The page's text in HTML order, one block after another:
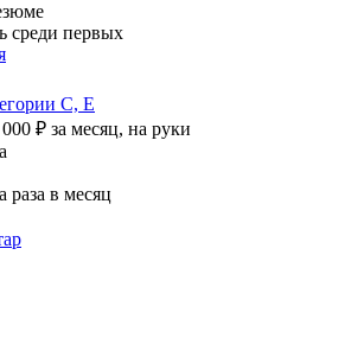
среди первых
C, E
₽ за месяц, на руки
в месяц